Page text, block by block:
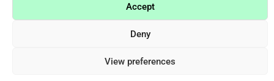
Accept
Deny
View preferences
не нагреваться во время работы
центр вращения не смещается на
выдерживает все виды стерилизации и